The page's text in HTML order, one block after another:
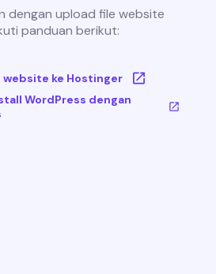
dengan upload file website
panduan berikut:
website ke Hostinger
WordPress dengan